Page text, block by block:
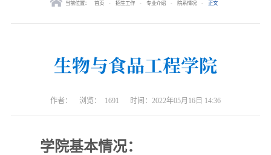
当前位置： 首页 - 招生工作 - 专业介绍 - 院系情况 - 正文
生物与食品工程学院
作者： 浏览： 1691 时间：2022年05月16日 14:36
学院基本情况：